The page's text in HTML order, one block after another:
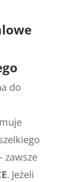
do
zawsze
. Jeżeli